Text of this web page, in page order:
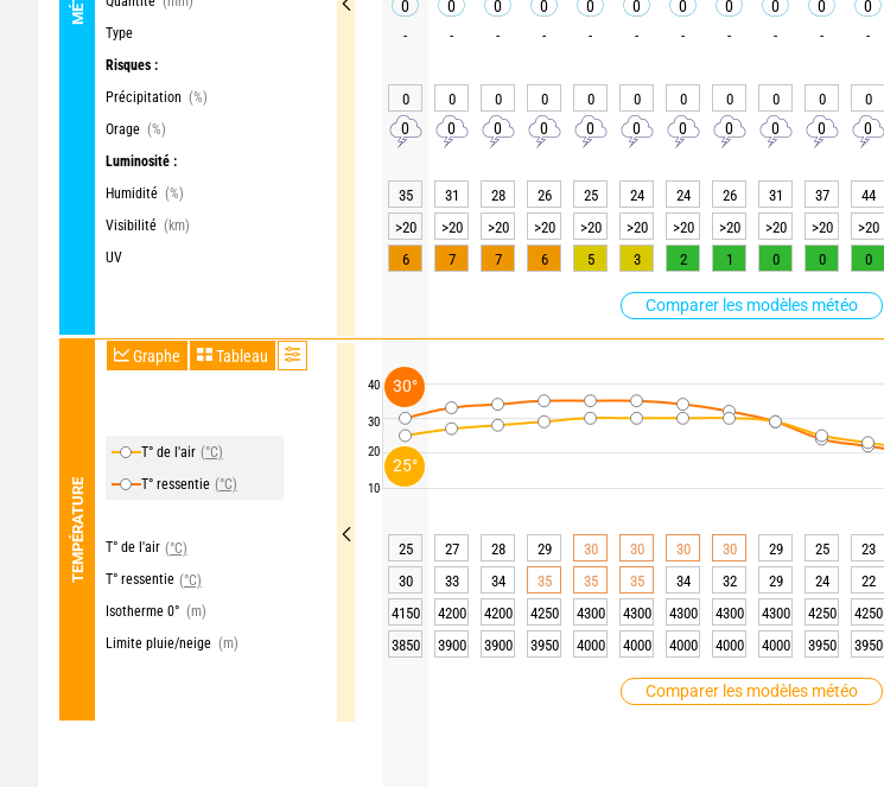
Type
Risques :
Précipitation (%)
Orage (%)
Luminosité :
Humidité (%)
Visibilité (km)
UV
Comparer les modèles météo
TEMPÉRATURE
Graphe Tableau
T° de l'air (°C)
T° ressentie (°C)
T° de l'air (°C)
T° ressentie (°C)
Isotherme 0° (m)
Limite pluie/neige (m)
Comparer les modèles météo
40
30
20
10
0 0 0 0 0 0 0 0 0 0 0
- - - - - - - - - - -
0 0 0 0 0 0 0 0 0 0 0
0 0 0 0 0 0 0 0 0 0 0
35 31 28 26 25 24 24 26 31 37 44
>20
>20 >20 >20 >20 >20 >20 >20 >20 >20 >20
6
7 7 6 5 3 2 1 0 0 0
25 27 28 29 30 30 30 30 29 25 23
30
33 34 35 35 35 34 32 29 24 22
4150
4200 4200 4250 4300 4300 4300 4300 4300 4250 4250
3850
3900 3900 3950 4000 4000 4000 4000 4000 3950 3950
25°
30°